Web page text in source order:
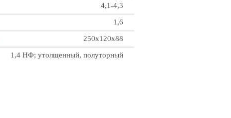
4,1-4,3
1,6
250x120x88
1,4 НФ; утолщенный, полуторный